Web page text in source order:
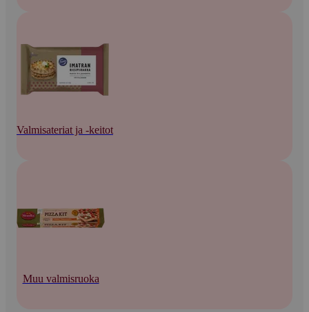
Valmisateriat ja -keitot
Muu valmisruoka